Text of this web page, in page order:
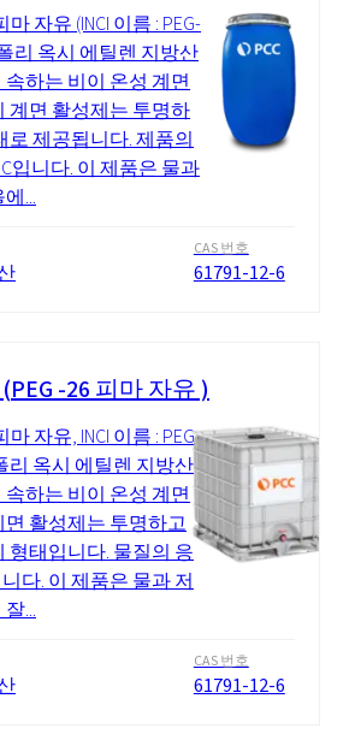
마 자유 (INCI 이름 : PEG-
리 옥시 에틸렌 지방산
하는 비이 온성 계면
계면 활성제는 투명하
로 제공됩니다. 제품의
입니다. 이 제품은 물과
...
CAS 번호
61791-12-6
-26 피마 자유 )
마 자유, INCI 이름 : PEG-
리 옥시 에틸렌 지방산
하는 비이 온성 계면
활성제는 투명하고
형태입니다. 물질의 응
다. 이 제품은 물과 저
...
CAS 번호
61791-12-6